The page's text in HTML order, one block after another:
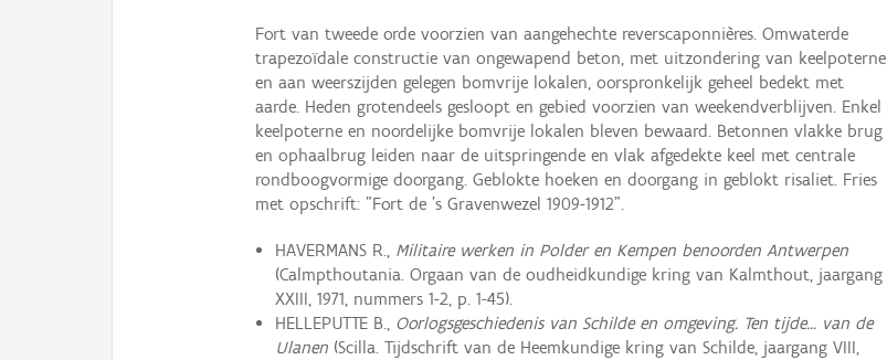
Fort van tweede orde voorzien van aangehechte reverscaponnières. Omwaterde
trapezoïdale constructie van ongewapend beton, met uitzondering van keelpoterne
en aan weerszijden gelegen bomvrije lokalen, oorspronkelijk geheel bedekt met
aarde. Heden grotendeels gesloopt en gebied voorzien van weekendverblijven. Enkel
keelpoterne en noordelijke bomvrije lokalen bleven bewaard. Betonnen vlakke brug
en ophaalbrug leiden naar de uitspringende en vlak afgedekte keel met centrale
rondboogvormige doorgang. Geblokte hoeken en doorgang in geblokt risaliet. Fries
met opschrift: "Fort de 's Gravenwezel 1909-1912".
HAVERMANS R.,Militaire werken in Polder en Kempen benoorden Antwerpen
(Calmpthoutania. Orgaan van de oudheidkundige kring van Kalmthout, jaargang
XXIII, 1971, nummers 1-2, p. 1-45).
HELLEPUTTE B.,Oorlogsgeschiedenis van Schilde en omgeving. Ten tijde... van de
Ulanen(Scilla. Tijdschrift van de Heemkundige kring van Schilde, jaargang VIII,